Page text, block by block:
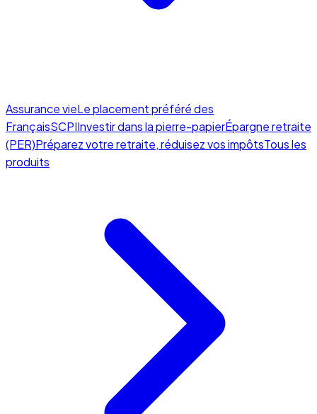
Assurance vieLe placement préféré des
FrançaisSCPIInvestir dans la pierre-papierÉpargne retraite
(PER)Préparez votre retraite, réduisez vos impôtsTous les
produits